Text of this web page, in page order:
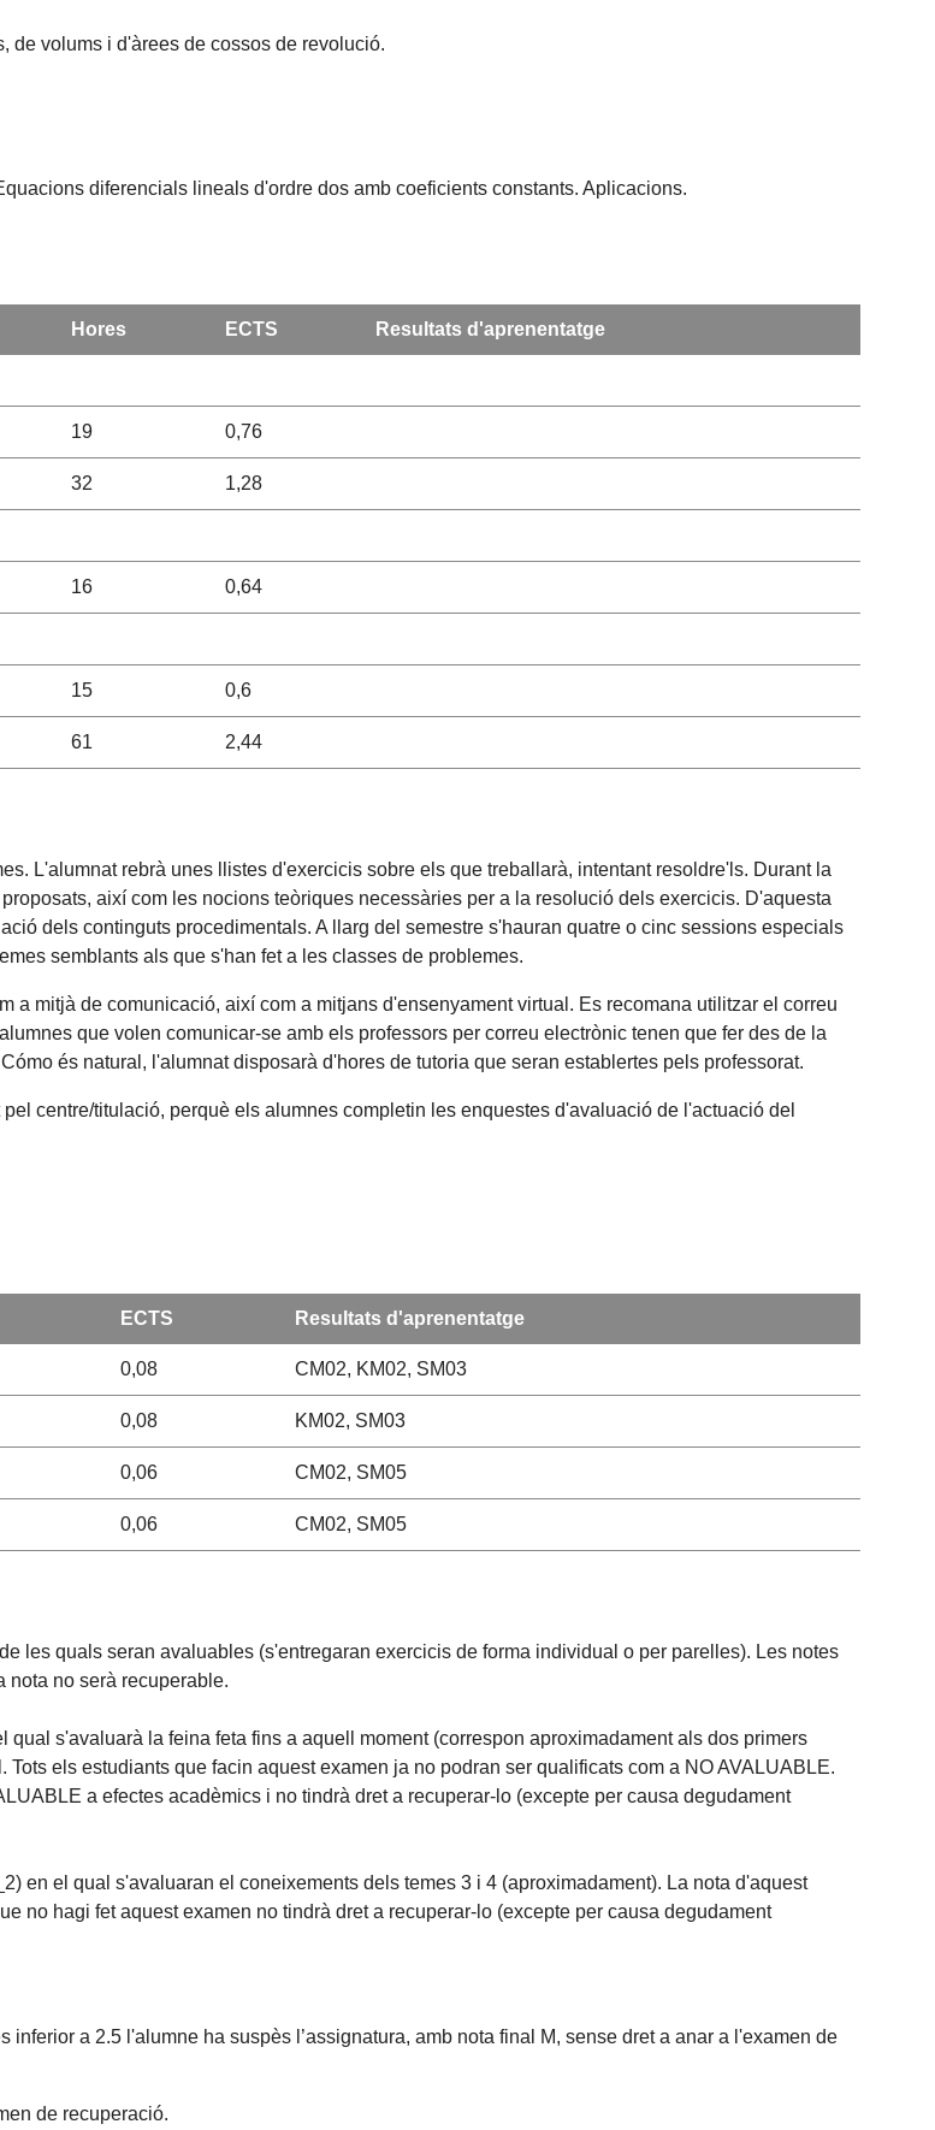
de volums i d'àrees de cossos de revolució.
diferencials lineals d'ordre dos amb coeficients constants. Aplicacions.
Hores ECTS Resultats d'aprenentatge
19 0,76
32 1,28
16 0,64
15 0,6
61 2,44
L'alumnat rebrà unes llistes d'exercicis sobre els que treballarà, intentant resoldre'ls. Durant la
així com les nocions teòriques necessàries per a la resolució dels exercicis. D'aquesta
dels continguts procedimentals. A llarg del semestre s'hauran quatre o cinc sessions especials
semblants als que s'han fet a les classes de problemes.
a mitjà de comunicació, així com a mitjans d'ensenyament virtual. Es recomana utilitzar el correu
que volen comunicar-se amb els professors per correu electrònic tenen que fer des de la
és natural, l'alumnat disposarà d'hores de tutoria que seran establertes pels professorat.
centre/titulació, perquè els alumnes completin les enquestes d'avaluació de l'actuació del
ECTS Resultats d'aprenentatge
0,08 CM02, KM02, SM03
0,08 KM02, SM03
0,06 CM02, SM05
0,06 CM02, SM05
les quals seran avaluables (s'entregaran exercicis de forma individual o per parelles). Les notes
nota no serà recuperable.
s'avaluarà la feina feta fins a aquell moment (correspon aproximadament als dos primers
els estudiants que facin aquest examen ja no podran ser qualificats com a NO AVALUABLE.
a efectes acadèmics i no tindrà dret a recuperar-lo (excepte per causa degudament
en el qual s'avaluaran el coneixements dels temes 3 i 4 (aproximadament). La nota d'aquest
no hagi fet aquest examen no tindrà dret a recuperar-lo (excepte per causa degudament
a 2.5 l'alumne ha suspès l’assignatura, amb nota final M, sense dret a anar a l'examen de
de recuperació.